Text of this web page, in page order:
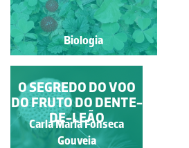
Biologia
Biologia
O SEGREDO DO VOO
DO FRUTO DO DENTE-
DE-LEÃO
Carla Maria Fonseca
Gouveia